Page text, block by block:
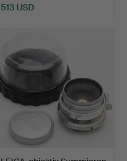
513 USD